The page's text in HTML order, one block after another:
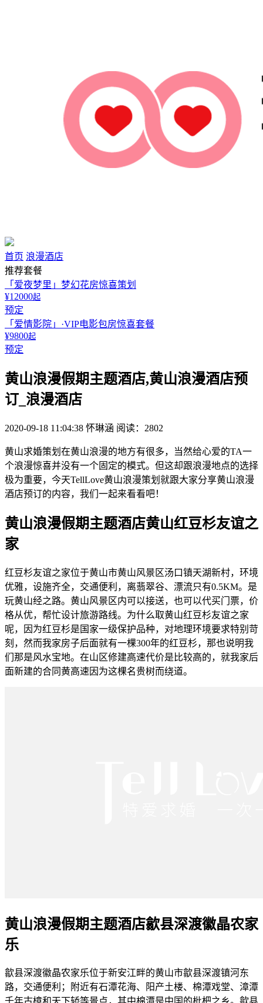
首页 浪漫酒店
推荐套餐
「爱夜梦里」梦幻花房惊喜策划
¥12000起
预定
「爱情影院」·VIP电影包房惊喜套餐
¥9800起
预定
黄山浪漫假期主题酒店,黄山浪漫酒店预
订_浪漫酒店
2020-09-18 11:04:38 怀琳涵 阅读：2802
黄山求婚策划在黄山浪漫的地方有很多，当然给心爱的TA一
个浪漫惊喜并没有一个固定的模式。但这却跟浪漫地点的选择
极为重要，今天TellLove黄山浪漫策划就跟大家分享黄山浪漫
酒店预订的内容，我们一起来看看吧！
黄山浪漫假期主题酒店黄山红豆杉友谊之
家
红豆杉友谊之家位于黄山市黄山风景区汤口镇天湖新村，环境
优雅，设施齐全，交通便利，离翡翠谷、漂流只有0.5KM。是
玩黄山经之路。黄山风景区内可以接送，也可以代买门票，价
格从优，帮忙设计旅游路线。为什么取黄山红豆杉友谊之家
呢，因为红豆杉是国家一级保护品种，对地理环境要求特别苛
刻，然而我家房子后面就有一棵300年的红豆杉，那也说明我
们那是风水宝地。在山区修建高速代价是比较高的，就我家后
面新建的合同黄高速因为这棵名贵树而绕道。
黄山浪漫假期主题酒店歙县深渡徽晶农家
乐
歙县深渡徽晶农家乐位于新安江畔的黄山市歙县深渡镇河东
路，交通便利；附近有石潭花海、阳产土楼、棉潭戏堂、漳潭